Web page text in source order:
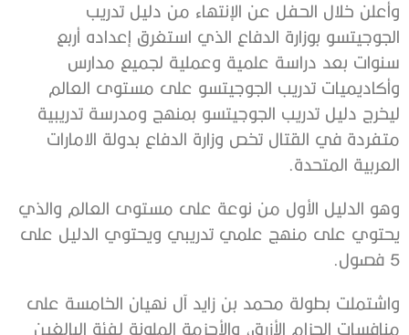
وأعلن خلال الحفل عن الإنتهاء من دليل تدريب
الجوجيتسو بوزارة الدفاع الذي استغرق إعداده أربع
سنوات بعد دراسة علمية وعملية لجميع مدارس
وأكاديميات تدريب الجوجيتسو على مستوى العالم
ليخرج دليل تدريب الجوجيتسو بمنهج ومدرسة تدريبية
متفردة في القتال تخص وزارة الدفاع بدولة الامارات
العربية المتحدة.
وهو الدليل الأول من نوعة على مستوى العالم والذي
يحتوي على منهج علمي تدريبي ويحتوي الدليل على
5 فصول.
واشتملت بطولة محمد بن زايد آل نهيان الخامسة على
منافسات الحزام الأزرق، والأحزمة الملونة لفئة البالغين